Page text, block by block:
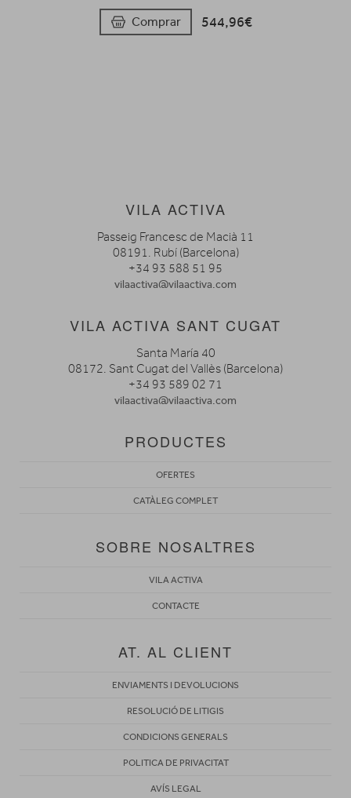
Comprar 544,96€
VILA ACTIVA
Passeig Francesc de Macià 11
08191. Rubí (Barcelona)
+34 93 588 51 95
vilaactiva@vilaactiva.com
VILA ACTIVA SANT CUGAT
Santa María 40
08172. Sant Cugat del Vallès (Barcelona)
+34 93 589 02 71
vilaactiva@vilaactiva.com
PRODUCTES
OFERTES
CATÀLEG COMPLET
SOBRE NOSALTRES
VILA ACTIVA
CONTACTE
AT. AL CLIENT
ENVIAMENTS I DEVOLUCIONS
RESOLUCIÓ DE LITIGIS
CONDICIONS GENERALS
POLITICA DE PRIVACITAT
AVÍS LEGAL